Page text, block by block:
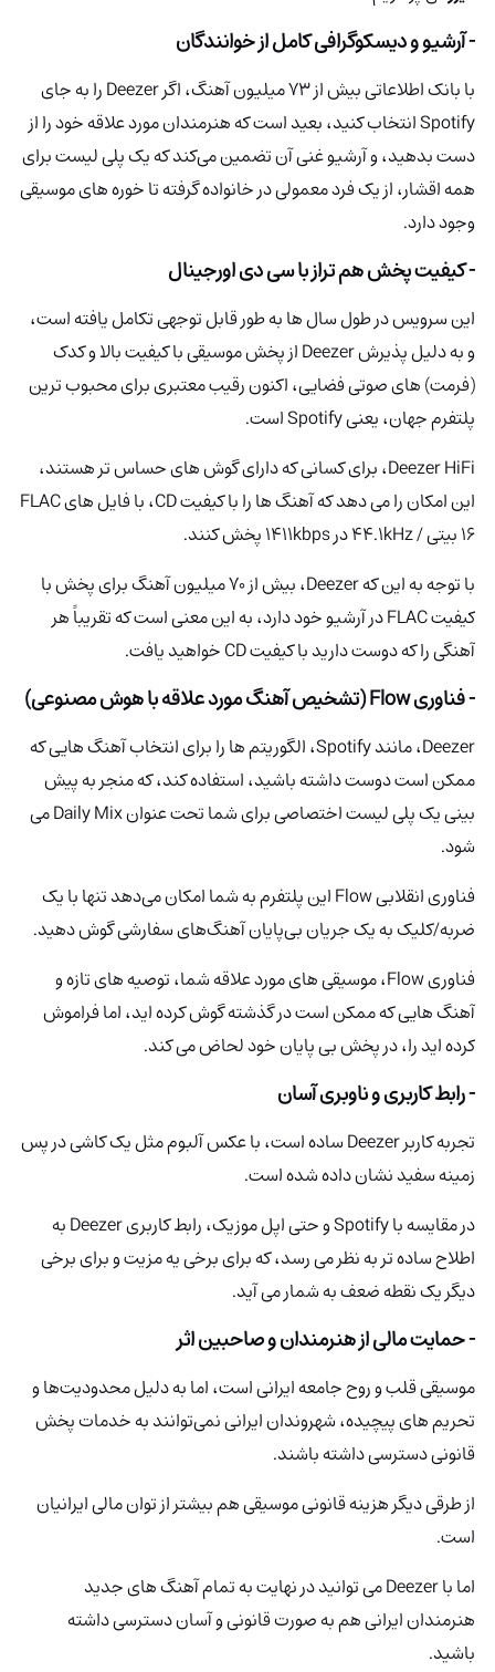
- آرشیو و دیسکوگرافی کامل از خوانندگان
با بانک اطلاعاتی بیش از 73 میلیون آهنگ، اگر Deezer را به جای
Spotify انتخاب کنید، بعید است که هنرمندان مورد علاقه خود را از
دست بدهید، و آرشیو غنی آن تضمین می‌کند که یک پلی لیست برای
همه اقشار، از یک فرد معمولی در خانواده‌ گرفته تا خوره های موسیقی
وجود دارد.
- کیفیت پخش هم تراز با سی دی اورجینال
این سرویس در طول سال ها به طور قابل توجهی تکامل یافته است،
و به دلیل پذیرش Deezer از پخش موسیقی با کیفیت بالا و کدک
(فرمت) های صوتی فضایی، اکنون رقیب معتبری برای محبوب ترین
پلتفرم جهان، یعنی Spotify است.
Deezer HiFi، برای کسانی که دارای گوش های حساس تر هستند،
این امکان را می دهد که آهنگ ها را با کیفیت CD، با فایل های FLAC
16 بیتی / 44.1kHz در 1411kbps پخش کنند.
با توجه به این که Deezer، بیش از 70 میلیون آهنگ برای پخش با
کیفیت FLAC در آرشیو خود دارد، به این معنی است که تقریباً هر
آهنگی را که دوست دارید با کیفیت CD خواهید یافت.
- فناوری Flow (تشخیص آهنگ مورد علاقه با هوش مصنوعی)
Deezer، مانند Spotify، الگوریتم ها را برای انتخاب آهنگ هایی که
ممکن است دوست داشته باشید، استفاده کند، که منجر به پیش
بینی یک پلی لیست اختصاصی برای شما تحت عنوان Daily Mix می
شود.
فناوری انقلابی Flow این پلتفرم به شما امکان می‌دهد تنها با یک
ضربه/کلیک به یک جریان بی‌پایان آهنگ‌های سفارشی گوش دهید.
فناوری Flow، موسیقی های مورد علاقه شما، توصیه های تازه و
آهنگ هایی که ممکن است در گذشته گوش کرده اید، اما فراموش
کرده اید را، در پخش بی پایان خود لحاض می کند.
- رابط کاربری و ناوبری آسان
تجربه کاربر Deezer ساده است، با عکس آلبوم مثل یک کاشی در پس
زمینه سفید نشان داده شده است.
در مقایسه با Spotify و حتی اپل موزیک، رابط کاربری Deezer به
اطلاح ساده تر به نظر می رسد، که برای برخی یه مزیت و برای برخی
دیگر یک نقطه ضعف به شمار می آید.
- حمایت مالی از هنرمندان و صاحبین اثر
موسیقی قلب و روح جامعه ایرانی است، اما به دلیل محدودیت‌ها و
تحریم های پیچیده، شهروندان ایرانی نمی‌توانند به خدمات پخش
قانونی دسترسی داشته باشند.
از طرقی دیگر هزینه قانونی موسیقی هم بیشتر از توان مالی ایرانیان
است.
اما با Deezer می توانید در نهایت به تمام آهنگ های جدید
هنرمندان ایرانی هم به صورت قانونی و آسان دسترسی داشته
باشید.